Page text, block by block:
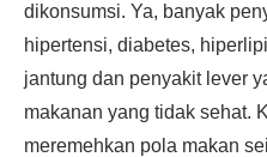
dikonsumsi. Ya, banyak
hipertensi, diabetes,
jantung dan penyakit lever
makanan yang tidak sehat.
meremehkan pola makan